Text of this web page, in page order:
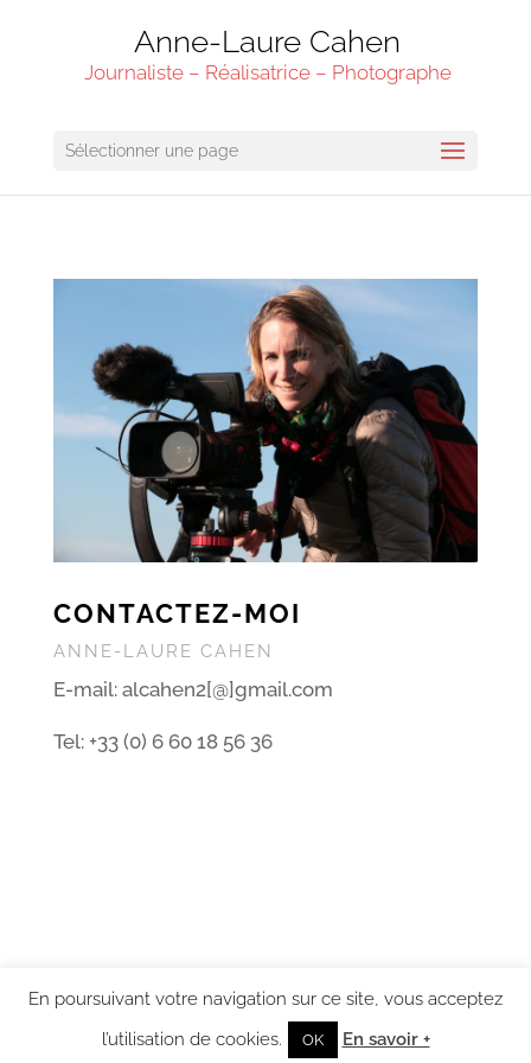
Anne-Laure Cahen
Journaliste – Réalisatrice – Photographe
Sélectionner une page
CONTACTEZ-MOI
ANNE-LAURE CAHEN
E-mail: alcahen2[@]gmail.com
Tel: +33 (0) 6 60 18 56 36
Conception par Clémence Perrin,K-aractère |mentions légales
En poursuivant votre navigation sur ce site, vous acceptez
l’utilisation de cookies.
OK En savoir +